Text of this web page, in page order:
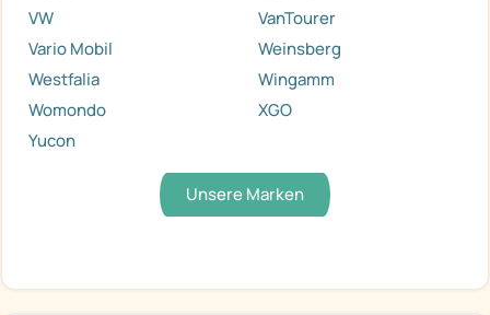
VW
VanTourer
Vario Mobil
Weinsberg
Westfalia
Wingamm
Womondo
XGO
Yucon
Unsere Marken